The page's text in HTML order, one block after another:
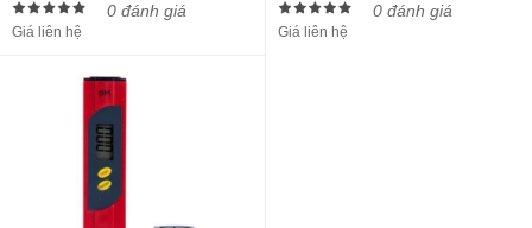
0 đánh giá
Giá liên hệ
0 đánh giá
Giá liên hệ